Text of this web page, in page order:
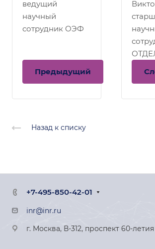
ведущий
научный
сотрудник ОЭФ
Предыдущий
Назад к списку
+7-495-850-42-01
inr@inr.ru
г. Москва, В-312, проспект 60-